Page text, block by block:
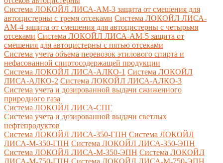
Система ЛОКОЙЛ ЛИСА-AM-3 защита от смешения для
автоцистерны с тремя отсеками Система ЛОКОЙЛ ЛИСА-
AM-4 защита от смешения для автоцистерны с четырьмя
отсеками Система ЛОКОЙЛ ЛИСА-AM-5 защита от
смешения для автоцистерны с пятью отсеками
Система учета объема перевозок этилового спирта и
нефасованной спиртосодержащей продукции
Система ЛОКОЙЛ ЛИСА-AЛКО-1 Система ЛОКОЙЛ
ЛИСА-АЛКО-2 Система ЛОКОЙЛ ЛИСА-АЛКО-3
Система учета и дозированной выдачи сжиженного
природного газа
Система ЛОКОЙЛ ЛИСА-СПГ
Система учета и дозированной выдачи светлых
нефтепродуктов
Система ЛОКОЙЛ ЛИСА-350-ГПН Система ЛОКОЙЛ
ЛИСА-М-350-ГПН Система ЛОКОЙЛ ЛИСА-350-ЭПН
Система ЛОКОЙЛ ЛИСА-М-350-ЭПН Система ЛОКОЙЛ
ЛИСА-М-750-ГПН Система ЛОКОЙЛ ЛИСА-М-750-ЭПН